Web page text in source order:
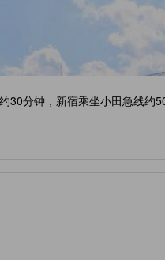
分钟，新宿乘坐小田急线约50